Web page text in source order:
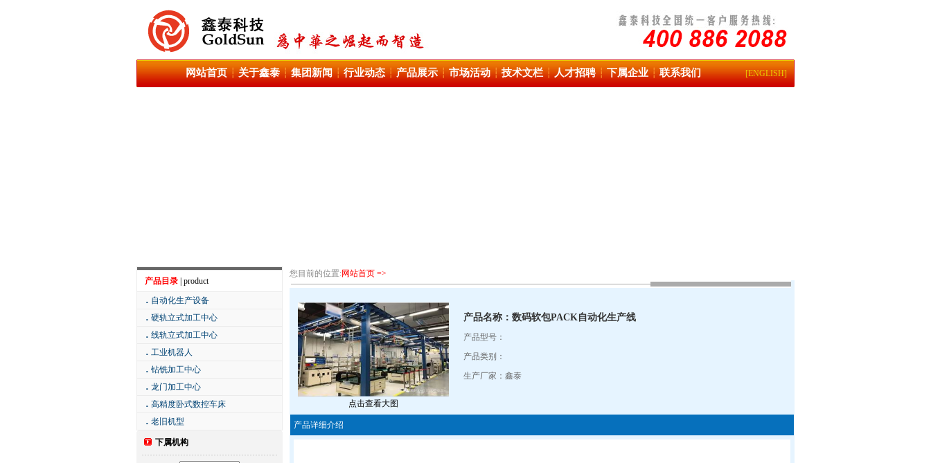
网站首页┆关于鑫泰┆集团新闻┆行业动态┆产品展示┆市场活动┆技术文栏┆人才招聘┆下属企业┆联系我们 [ENGLISH]
产品目录 | product
． 自动化生产设备
． 硬轨立式加工中心
． 线轨立式加工中心
． 工业机器人
． 钻铣加工中心
． 龙门加工中心
． 高精度卧式数控车床
． 老旧机型
下属机构
您目前的位置:网站首页 =>
点击查看大图
产品名称：数码软包PACK自动化生产线
产品型号：
产品类别：
生产厂家：鑫泰
产品详细介绍